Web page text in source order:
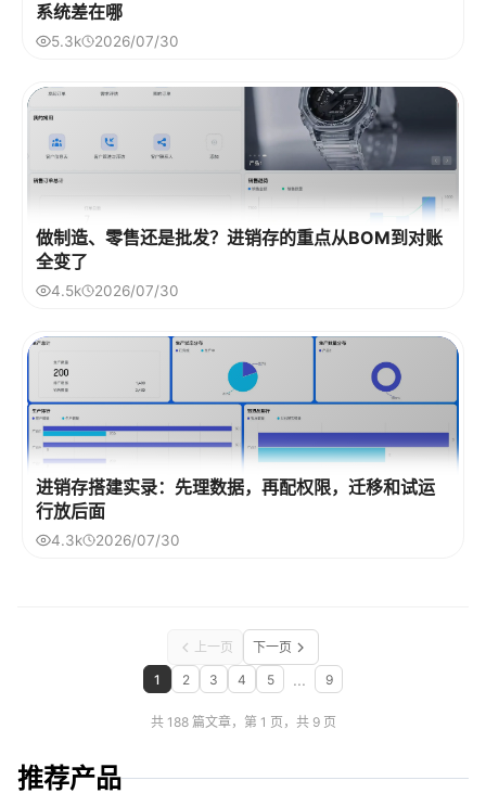
系统差在哪
5.3k 2026/07/30
做制造、零售还是批发？进销存的重点从BOM到对账
全变了
4.5k 2026/07/30
进销存搭建实录：先理数据，再配权限，迁移和试运
行放后面
4.3k 2026/07/30
上一页
1
2 3 4 5 ... 9
下一页
共 188 篇文章，第 1 页，共 9 页
推荐产品